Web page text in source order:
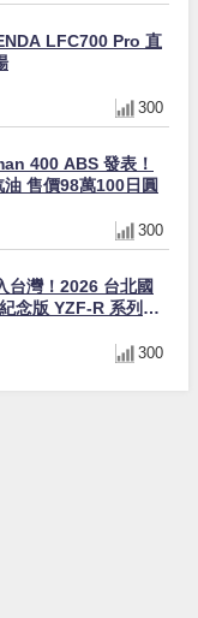
LFC700 Pro 直
300
400 ABS 發表！
售價98萬100日圓
300
台灣！2026 台北國
念版 YZF-R 系列限
300